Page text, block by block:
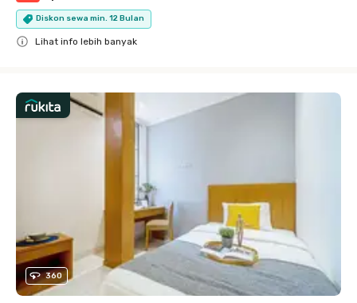
Diskon sewa min. 12 Bulan
Lihat info lebih banyak
360